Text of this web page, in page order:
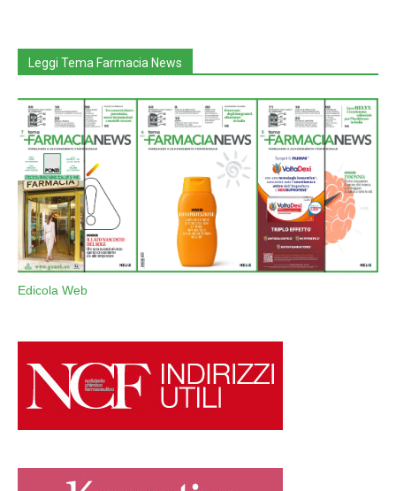
Leggi Tema Farmacia News
Edicola Web